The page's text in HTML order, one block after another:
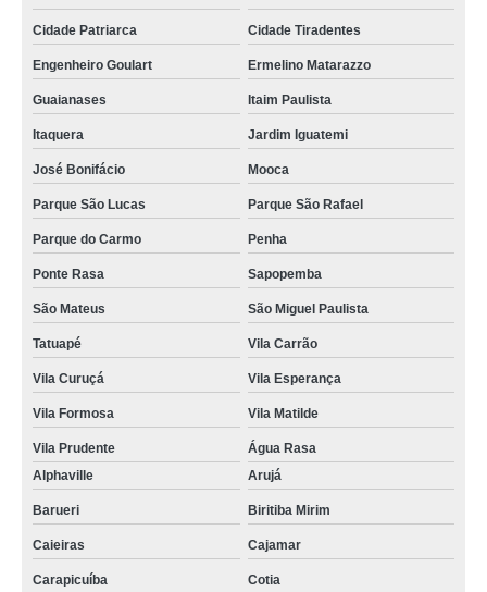
Cidade Patriarca Cidade Tiradentes
Engenheiro Goulart Ermelino Matarazzo
Guaianases Itaim Paulista
Itaquera Jardim Iguatemi
José Bonifácio Mooca
Parque São Lucas Parque São Rafael
Parque do Carmo Penha
Ponte Rasa Sapopemba
São Mateus São Miguel Paulista
Tatuapé Vila Carrão
Vila Curuçá Vila Esperança
Vila Formosa Vila Matilde
Vila Prudente
Água Rasa
Alphaville
Arujá
Barueri Biritiba Mirim
Caieiras Cajamar
Carapicuíba Cotia